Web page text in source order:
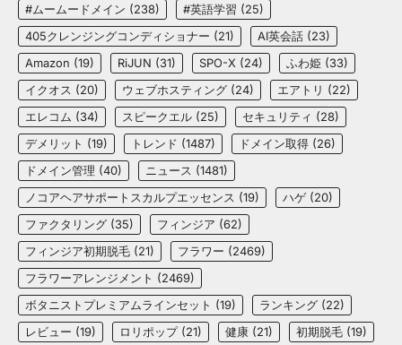
#ムームードメイン (238) #英語学習 (25)
405クレンジングコンディショナー (21) AI英会話 (23)
Amazon (19) RiJUN (31) SPO-X (24) ふわ姫 (33)
イクオス (20) ウェブホスティング (24) エアトリ (22)
エレコム (34) スピークエル (25) セキュリティ (28)
デメリット (19) トレンド (1487) ドメイン取得 (26)
ドメイン管理 (40) ニュース (1481)
ノコアヘアサポートスカルプエッセンス (19) ハゲ (20)
ファクタリング (35) フィンジア (62)
フィンジア初期脱毛 (21) フラワー (2469)
フラワーアレンジメント (2469)
ボタニストプレミアムラインセット (19) ランキング (22)
レビュー (19) ロリポップ(21) 健康 (21) 初期脱毛 (19)